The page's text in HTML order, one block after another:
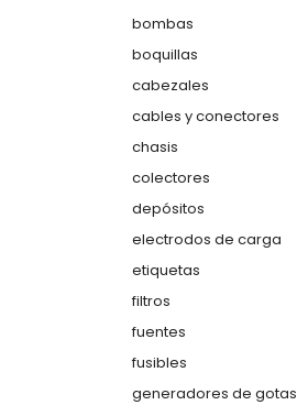
bombas
boquillas
cabezales
cables y conectores
chasis
colectores
depósitos
electrodos de carga
etiquetas
filtros
fuentes
fusibles
generadores de gotas